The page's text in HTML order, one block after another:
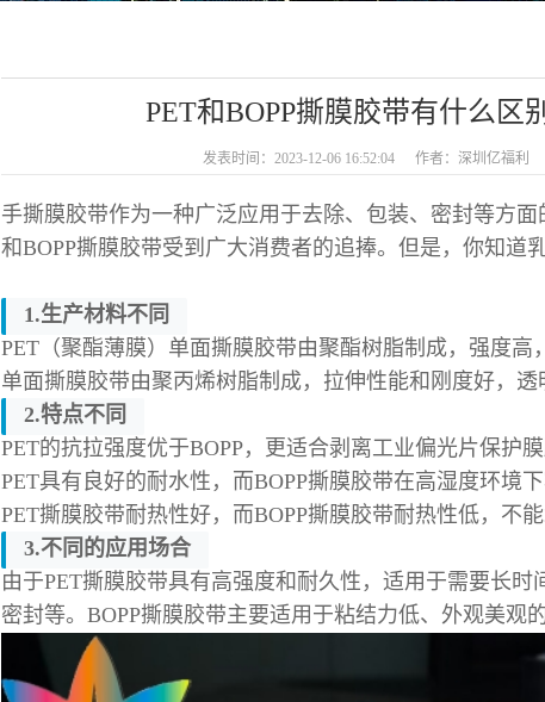
PET和BOPP撕膜胶带有什么
发表时间：2023-12-06 16:52:04 作者：深圳亿福利
手撕膜胶带作为一种广泛应用于去除、包装、密封等方
和BOPP撕膜胶带受到广大消费者的追捧。但是，你知道
1.生产材料不同
PET（聚酯薄膜）单面撕膜胶带由聚酯树脂制成，强度高
单面撕膜胶带由聚丙烯树脂制成，拉伸性能和刚度好，透
2.特点不同
PET的抗拉强度优于BOPP，更适合剥离工业偏光片保护膜
PET具有良好的耐水性，而BOPP撕膜胶带在高湿度环境
PET撕膜胶带耐热性好，而BOPP撕膜胶带耐热性低，不能
3.不同的应用场合
由于PET撕膜胶带具有高强度和耐久性，适用于需要长
密封等。 BOPP撕膜胶带主要适用于粘结力低、外观美观